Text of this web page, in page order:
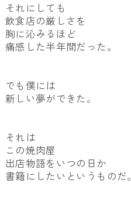
それにしても
飲食店の厳しさを
胸に沁みるほど
痛感した半年間だった。
でも僕には
新しい夢ができた。
それは
この焼肉屋
出店物語をいつの日か
書籍にしたいというものだ。